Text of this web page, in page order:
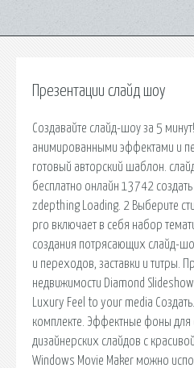
Презентации слайд шоу
Создавайте слайд-шоу за 5
анимированными эффектами и
готовый авторский шаблон.
бесплатно онлайн 13742
zdepthing Loading. 2 Выберите
pro включает в себя набор
создания потрясающих слайд-
и переходов, заставки и титры.
недвижимости Diamond Slideshow
Luxury Feel to your media
комплекте. Эффектные фоны
дизайнерских слайдов с
Windows Movie Maker можно